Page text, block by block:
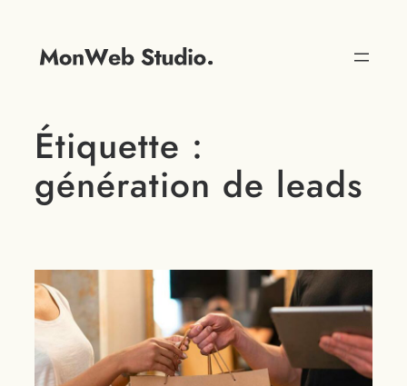
Étiquette :
génération de leads